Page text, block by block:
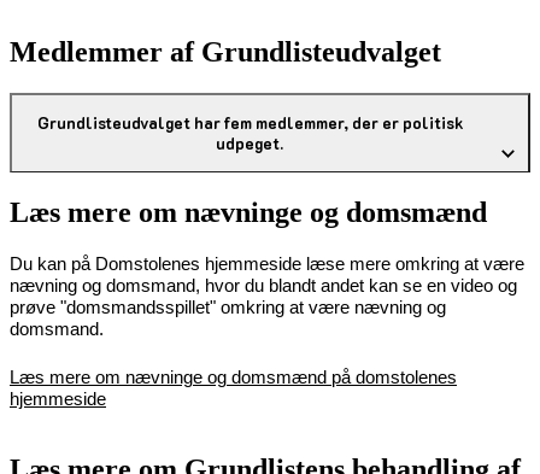
Medlemmer af Grundlisteudvalget
Grundlisteudvalget har fem medlemmer, der er politisk
udpeget.
Læs mere om nævninge og domsmænd
Du kan på Domstolenes hjemmeside læse mere omkring at være
nævning og domsmand, hvor du blandt andet kan se en video og
prøve "domsmandsspillet" omkring at være nævning og
domsmand.
Læs mere om nævninge og domsmænd på domstolenes
hjemmeside